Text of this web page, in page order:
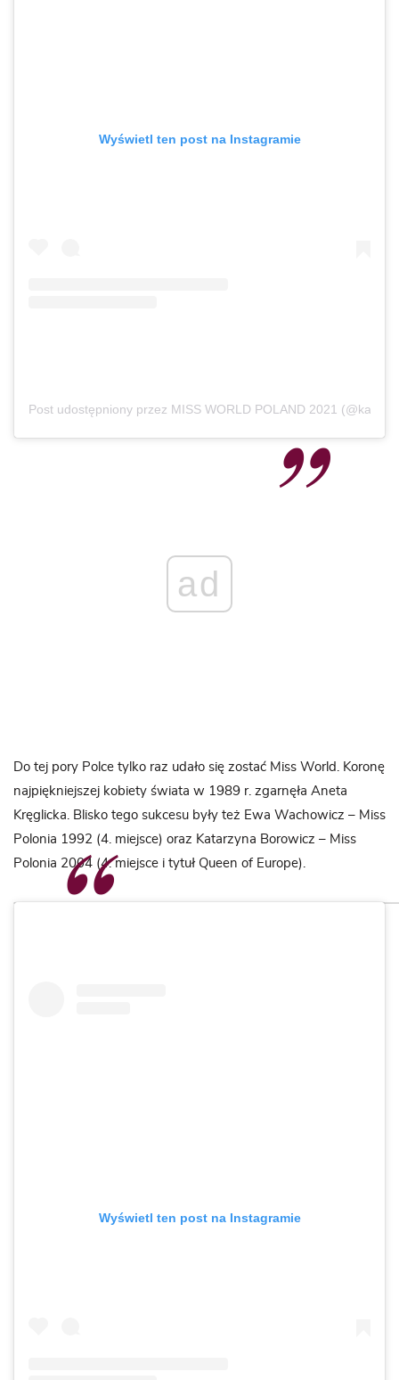
Wyświetl ten post na Instagramie
Post udostępniony przez MISS WORLD POLAND 2021
ad
Do tej pory Polce tylko raz udało się zostać Miss World. Koronę
najpiękniejszej kobiety świata w 1989 r. zgarnęła Aneta
Kręglicka. Blisko tego sukcesu były też Ewa Wachowicz – Miss
Polonia 1992 (4. miejsce) oraz Katarzyna Borowicz – Miss
Polonia 2004 (4. miejsce i tytuł Queen of Europe).
Wyświetl ten post na Instagramie